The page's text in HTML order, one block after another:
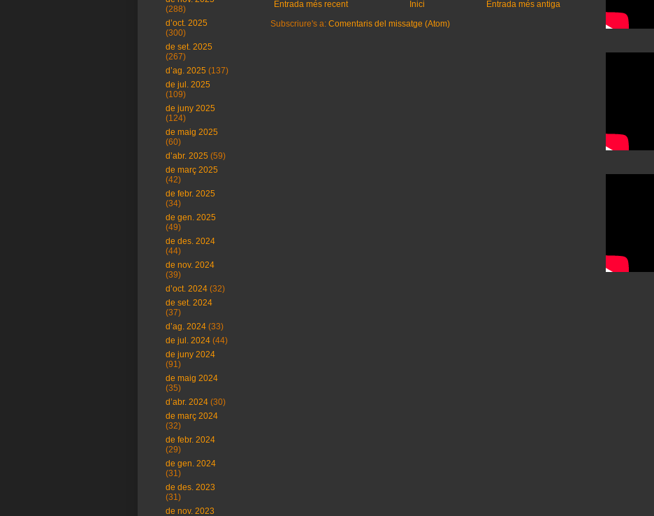
Entrada més recent Entrada més antiga
Inici
Subscriure's a: Comentaris del missatge (Atom)
(288)
d’oct. 2025
(300)
de set. 2025
(267)
d’ag. 2025 (137)
de jul. 2025
(109)
de juny 2025
(124)
de maig 2025
(60)
d’abr. 2025 (59)
de març 2025
(42)
de febr. 2025
(34)
de gen. 2025
(49)
de des. 2024
(44)
de nov. 2024
(39)
d’oct. 2024 (32)
de set. 2024
(37)
d’ag. 2024 (33)
de jul. 2024 (44)
de juny 2024
(91)
de maig 2024
(35)
d’abr. 2024 (30)
de març 2024
(32)
de febr. 2024
(29)
de gen. 2024
(31)
de des. 2023
(31)
de nov. 2023